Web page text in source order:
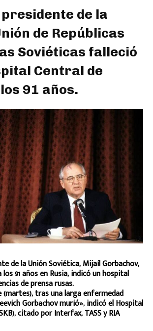
de la
de Repúblicas
Soviéticas falleció
Central de
91 años.
de la Unión Soviética, Mijaíl Gorbachov,
91 años en Rusia, indicó un hospital
de prensa rusas.
(martes), tras una larga enfermedad
Gorbachov murió», indicó el Hospital
citado por Interfax, TASS y RIA